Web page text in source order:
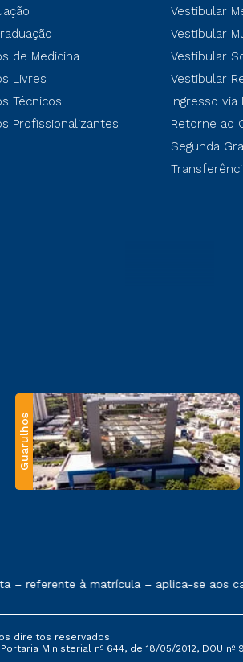
de Medicina
Livres
Técnicos
Profissionalizantes
Vestibular
Vestibular
Vestibular
Vestibular
Ingresso via
Retorne ao
Segunda
Guarulhos
no contrato de prestação de
à matrícula – aplica-se aos
direitos reservados.
Ministerial nº 644, de 18/05/2012, DOU nº